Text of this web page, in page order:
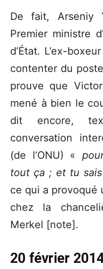
De fait, Arseniy
Premier ministre
d’État. L’ex-
contenter du
prouve que
mené à bien le
dit encore,
conversation
(de l’ONU) «
tout ça ; et tu
ce qui a provoqué
chez la
Merkel [note].
20 février